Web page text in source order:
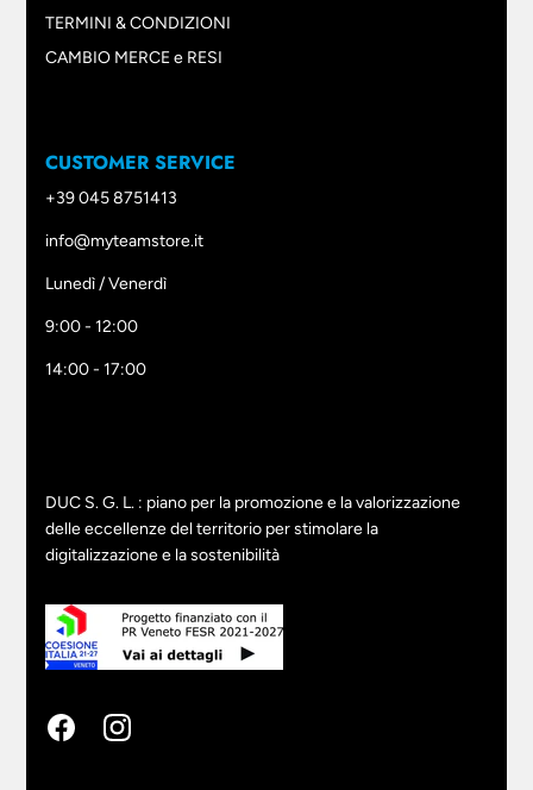
TERMINI & CONDIZIONI
CAMBIO MERCE e RESI
CUSTOMER SERVICE
+39 045 8751413
info@myteamstore.it
Lunedì / Venerdì
9:00 - 12:00
14:00 - 17:00
DUC S. G. L. : piano per la promozione e la valorizzazione
delle eccellenze del territorio per stimolare la
digitalizzazione e la sostenibilità